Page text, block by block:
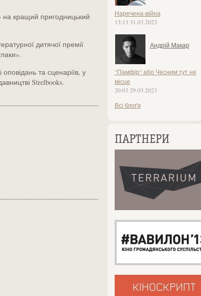
Наречена-війна
13:13 31.03.2023
Андрій Макар
"Памфір" або Чесним тут не
місце
20:03 29.03.2023
Всі блоґи
ПАРТНЕРИ
на кращий пригодницький
дитячої премії
оповідань та сценаріїв, у
Strelbooks.